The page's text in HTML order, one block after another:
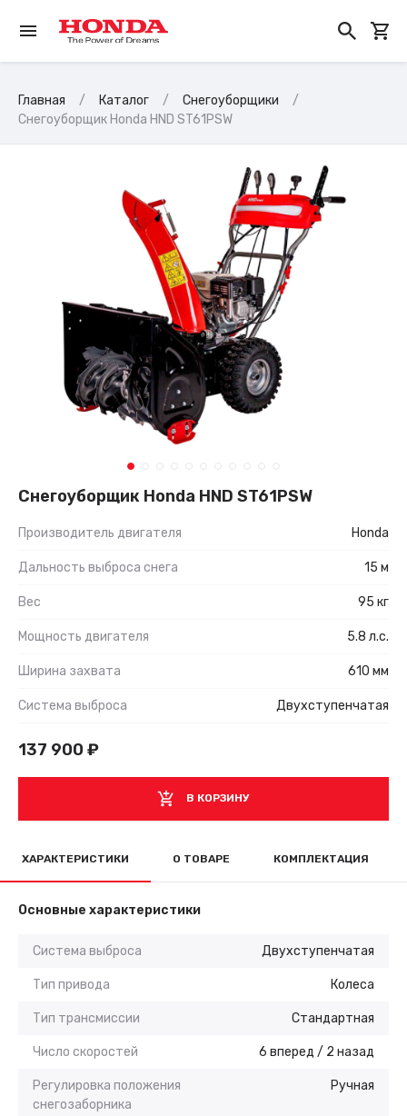
Главная Каталог
Снегоуборщики
Снегоуборщик Honda HND ST61PSW
Снегоуборщик Honda HND ST61PSW
Производитель двигателя Honda
Дальность выброса снега 15 м
Вес 95 кг
Мощность двигателя 5.8 л.с.
Ширина захвата 610 мм
Система выброса Двухступенчатая
137 900 ₽
В КОРЗИНУ
ХАРАКТЕРИСТИКИ О ТОВАРЕ КОМПЛЕКТАЦИЯ
Основные характеристики
Система выброса Двухступенчатая
Тип привода Колеса
Тип трансмиссии Стандартная
Число скоростей 6 вперед / 2 назад
Регулировка положения
снегозаборника
Ручная